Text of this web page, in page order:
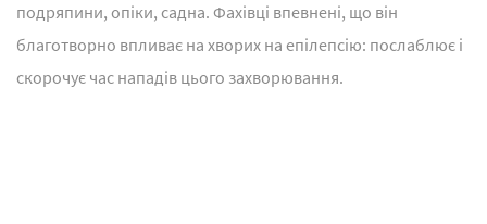
подряпини, опіки, садна. Фахівці впевнені, що він
благотворно впливає на хворих на епілепсію: послаблює і
скорочує час нападів цього захворювання.